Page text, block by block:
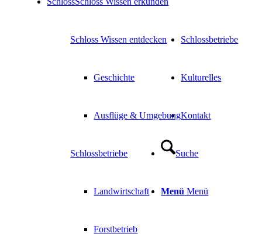
Schloss Wissen entdecken
Geschichte
Ausflüge & Umgebung
Schlossbetriebe
Schlossbetriebe
Landwirtschaft
Forstbetrieb
Kulturelles
Kontakt
Suche
Menü Menü